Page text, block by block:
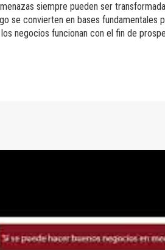
siempre pueden ser
se convierten en bases
negocios funcionan con el fin de